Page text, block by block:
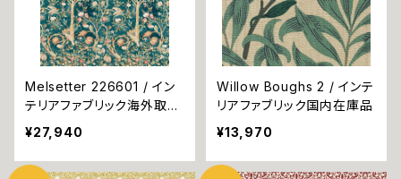
Melsetter 226601 / イン
テリアファブリック海外取り
寄せ品
¥27,940
Willow Boughs 2 / インテ
リアファブリック国内在庫品
¥13,970